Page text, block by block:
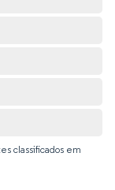
classificados em